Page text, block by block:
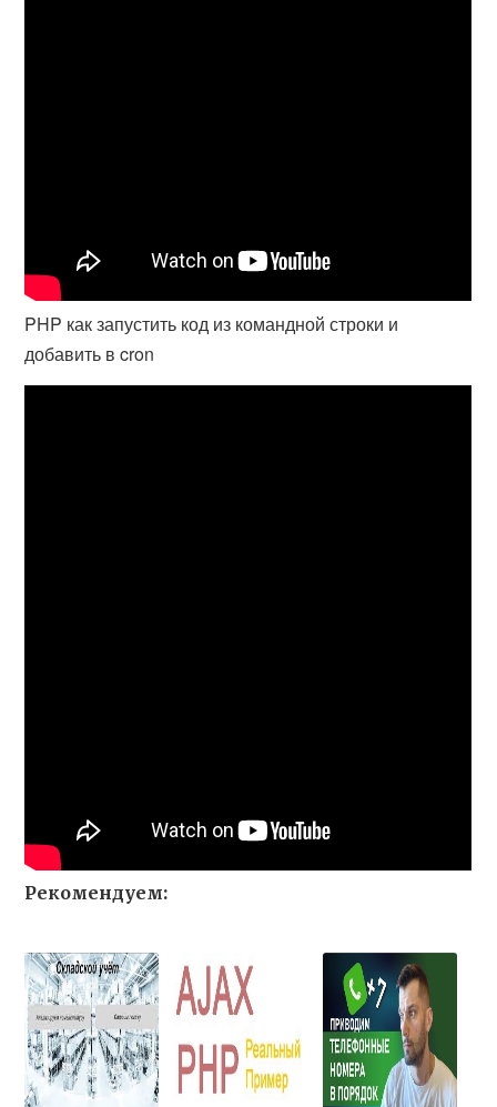
PHP как запустить код из командной строки и
добавить в cron
Рекомендуем: